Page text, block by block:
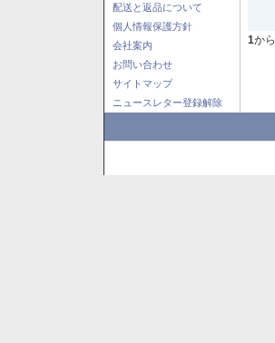
配送と返品について
個人情報保護方針
会社案内
お問い合わせ
サイトマップ
ニュースレター登録解除
1から